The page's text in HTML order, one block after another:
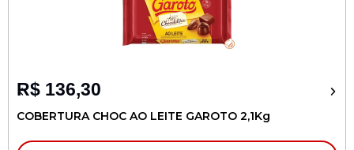
R$ 136,30
COBERTURA CHOC AO LEITE GAROTO 2,1Kg